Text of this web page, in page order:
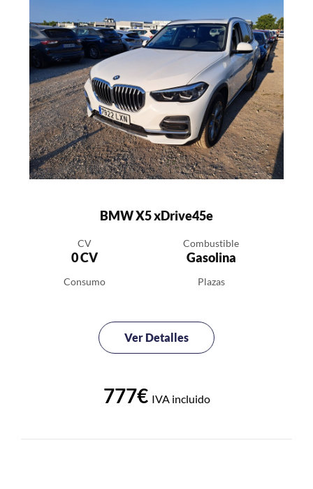
BMW X5 xDrive45e
CV
0 CV
Combustible
Gasolina
Consumo Plazas
Ver Detalles
777€ IVA incluido